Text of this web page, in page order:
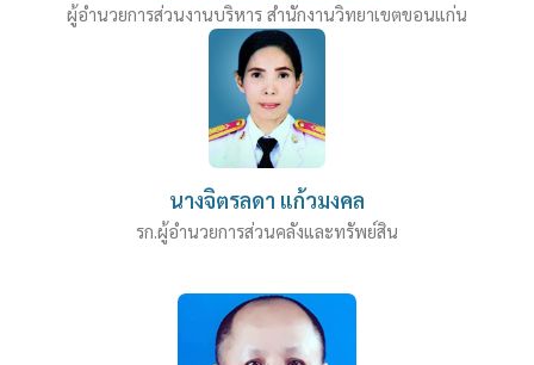
ผู้อำนวยการส่วนงานบริหาร สำนักงานวิทยาเขตขอนแก่น
นางจิตรลดา แก้วมงคล
รก.ผู้อำนวยการส่วนคลังและทรัพย์สิน